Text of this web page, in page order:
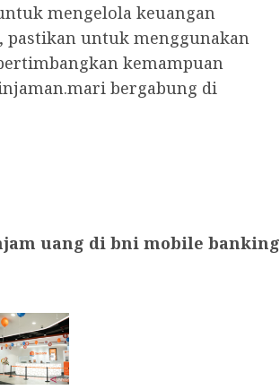
mengelola keuangan
pastikan untuk menggunakan
kemampuan
bergabung di
uang di bni mobile banking